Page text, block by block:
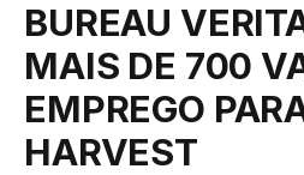
BUREAU
MAIS DE 700
EMPREGO
HARVEST